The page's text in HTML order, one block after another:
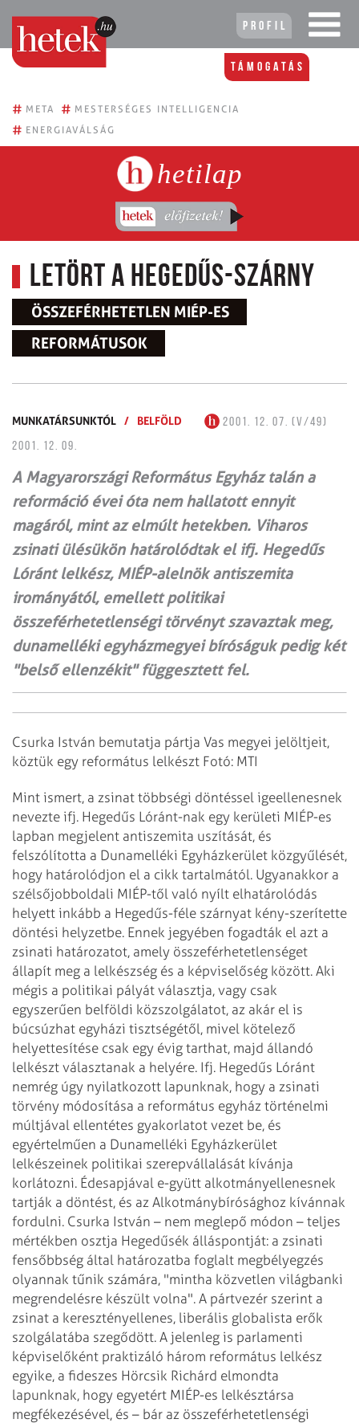
Profil
Támogatás
# META # MESTERSÉGES INTELLIGENCIA
# ENERGIAVÁLSÁG
hetilap
Letört a Hegedűs-szárny
ÖSSZEFÉRHETETLEN MIÉP-ES
REFORMÁTUSOK
MUNKATÁRSUNKTÓL / BELFÖLD
2001. 12. 07. (V/49)
2001. 12. 09.
A Magyarországi Református Egyház talán a
reformáció évei óta nem hallatott ennyit
magáról, mint az elmúlt hetekben. Viharos
zsinati ülésükön határolódtak el ifj. Hegedűs
Lóránt lelkész, MIÉP-alelnök antiszemita
irományától, emellett politikai
összeférhetetlenségi törvényt szavaztak meg,
dunamelléki egyházmegyei bíróságuk pedig két
"belső ellenzékit" függesztett fel.
Csurka István bemutatja pártja Vas megyei jelöltjeit,
köztük egy református lelkészt Fotó: MTI
Mint ismert, a zsinat többségi döntéssel igeellenesnek
nevezte ifj. Hegedűs Lóránt-nak egy kerületi MIÉP-es
lapban megjelent antiszemita uszítását, és
felszólította a Dunamelléki Egyházkerület közgyűlését,
hogy határolódjon el a cikk tartalmától. Ugyanakkor a
szélsőjobboldali MIÉP-től való nyílt elhatárolódás
helyett inkább a Hegedűs-féle szárnyat kény-szerítette
döntési helyzetbe. Ennek jegyében fogadták el azt a
zsinati határozatot, amely összeférhetetlenséget
állapít meg a lelkészség és a képviselőség között. Aki
mégis a politikai pályát választja, vagy csak
egyszerűen belföldi közszolgálatot, az akár el is
búcsúzhat egyházi tisztségétől, mivel kötelező
helyettesítése csak egy évig tarthat, majd állandó
lelkészt választanak a helyére. Ifj. Hegedűs Lóránt
nemrég úgy nyilatkozott lapunknak, hogy a zsinati
törvény módosítása a református egyház történelmi
múltjával ellentétes gyakorlatot vezet be, és
egyértelműen a Dunamelléki Egyházkerület
lelkészeinek politikai szerepvállalását kívánja
korlátozni. Édesapjával e-gyütt alkotmányellenesnek
tartják a döntést, és az Alkotmánybírósághoz kívánnak
fordulni. Csurka István – nem meglepő módon – teljes
mértékben osztja Hegedűsék álláspontját: a zsinati
fensőbbség által határozatba foglalt megbélyegzés
olyannak tűnik számára, "mintha közvetlen világbanki
megrendelésre készült volna". A pártvezér szerint a
zsinat a keresztényellenes, liberális globalista erők
szolgálatába szegődött. A jelenleg is parlamenti
képviselőként praktizáló három református lelkész
egyike, a fideszes Hörcsik Richárd elmondta
lapunknak, hogy egyetért MIÉP-es lelkésztársa
megfékezésével, és – bár az összeférhetetlenségi